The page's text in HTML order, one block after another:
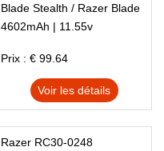
Blade Stealth / Razer Blade
Stealth 13
4602mAh | 11.55v
Prix : € 99.64
Voir les détails
Razer RC30-0248